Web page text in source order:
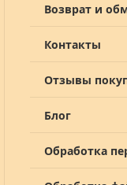
Возврат и
Контакты
Отзывы
Блог
Обработка